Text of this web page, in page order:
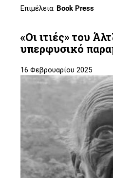
Επιμέλεια: Book Press
«Οι ιτιές» του
υπερφυσικό
16 Φεβρουαρίου 2025